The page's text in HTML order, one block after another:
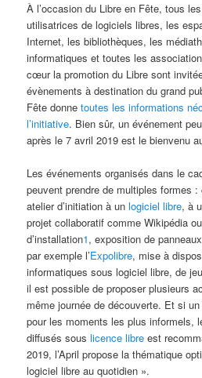
À l’occasion du Libre en Fête, tous
utilisatrices de logiciels libres, les
Internet, les bibliothèques, les
informatiques et toutes les
cœur la promotion du Libre sont
évènements à destination du grand
Fête donnetoutes les informations
l’initiative. Bien sûr, un événement
après le 7 avril 2019 est le bienvenu
Les événements organisés dans le
peuvent prendre de multiples formes
atelier d’initiation à unlogiciel libre, à
projet collaboratif comme Wikipédia
d’installation1, exposition de
par exemple l’Expolibre, mise à
informatiques sous logiciel libre, de
il est possible de proposer plusieurs
même journée de découverte. Et si
pour les moments les plus informels,
diffusés souslicence libre est
2019, l’April propose la thématique
logiciel libre au quotidien ».